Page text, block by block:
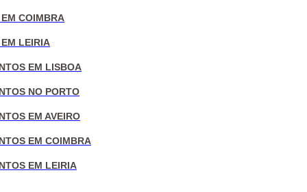
COIMBRA
LEIRIA
EM LISBOA
NO PORTO
EM AVEIRO
EM COIMBRA
EM LEIRIA